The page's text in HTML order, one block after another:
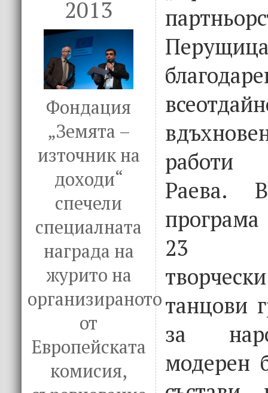
2013
Фондация
„Земята –
източник на
доходи“
спечели
специалната
награда на
журито на
организираното
от
Европейската
комисия,
работи
Раева.
23
танцови
за
модерен